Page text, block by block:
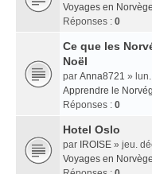
Voyages en Norvège
Réponses : 0
Ce que les
Noël
par Anna8721 »
Apprendre le
Réponses : 0
Hotel Oslo
par IROISE » jeu.
Voyages en Norvège